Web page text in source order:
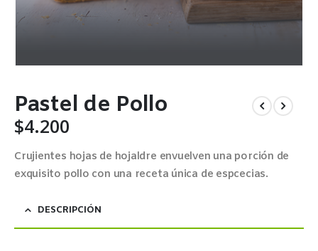
Pastel de Pollo
$4.200
Crujientes hojas de hojaldre envuelven una porción de
exquisito pollo con una receta única de espcecias.
DESCRIPCIÓN